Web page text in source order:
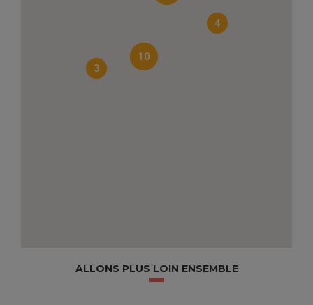
10
3
4
ALLONS PLUS LOIN ENSEMBLE